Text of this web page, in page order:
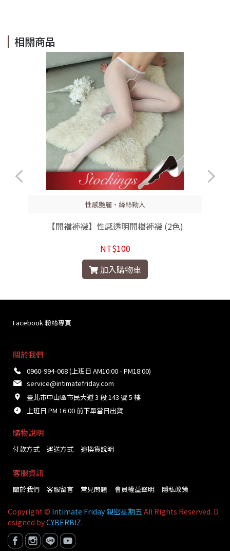
相關商品
性感艷麗、絲絲動人
【開襠褲襪】性感透明開檔褲襪 (2色)
NT$100
加入購物車
關於我們
0960-994-068 (上班日 AM10:00 - PM18:00)
service@intimatefriday.com
臺北市中山區市民大道 3 段 143 號 5 樓
上班日 PM 16:00 前下單當日出貨
購物說明
付款方式 運送方式 退換貨說明
客服資訊
關於我們 客服留言 常見問題 會員權益聲明 隱私政策
Facebook 粉絲專頁
Copyright © Intimate Friday 親密星期五 All Rights Reserved. D
esigned byCYBERBIZ.